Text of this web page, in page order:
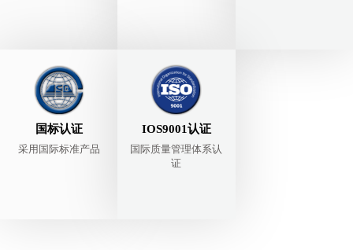
国标认证
采用国际标准产品
IOS9001认证
国际质量管理体系认
证